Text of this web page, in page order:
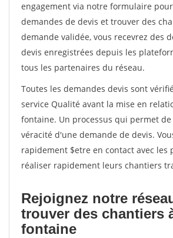
engagement via notre formulaire
demandes de devis et trouver des
demande validée, vous recevrez des
devis enregistrées depuis les
tous les partenaires du réseau.
Toutes les demandes devis sont
service Qualité avant la mise en
fontaine. Un processus qui permet
véracité d'une demande de devis.
rapidement $etre en contact avec les
réaliser rapidement leurs chantiers
Rejoignez notre
trouver des chantiers
fontaine